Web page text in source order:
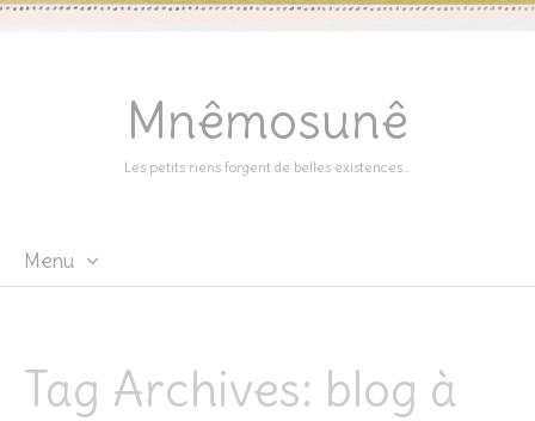
Mnêmosunê
Les petits riens forgent de belles existences…
Menu
Tag Archives: blog à